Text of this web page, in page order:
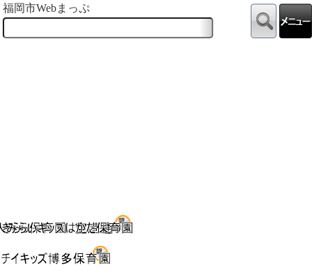
福岡市Webまっぷ